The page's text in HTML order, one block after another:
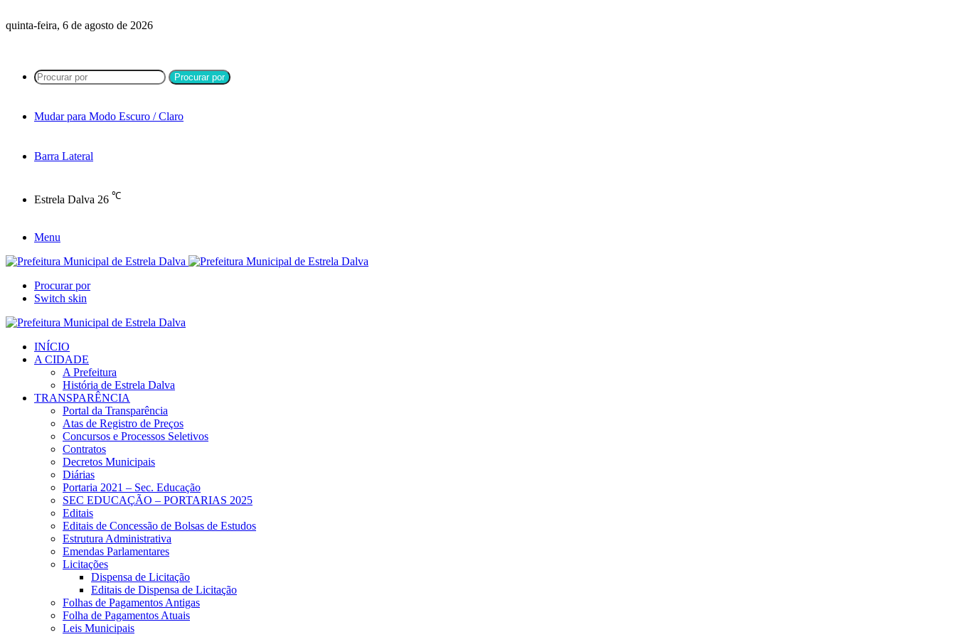
quinta-feira, 6 de agosto de 2026
Procurar por
Mudar para Modo Escuro / Claro
Barra Lateral
Estrela Dalva 26 ℃
Menu
Procurar por
Switch skin
INÍCIO
A CIDADE
A Prefeitura
História de Estrela Dalva
TRANSPARÊNCIA
Portal da Transparência
Atas de Registro de Preços
Concursos e Processos Seletivos
Contratos
Decretos Municipais
Diárias
Portaria 2021 – Sec. Educação
SEC EDUCAÇÃO – PORTARIAS 2025
Editais
Editais de Concessão de Bolsas de Estudos
Estrutura Administrativa
Emendas Parlamentares
Licitações
Dispensa de Licitação
Editais de Dispensa de Licitação
Folhas de Pagamentos Antigas
Folha de Pagamentos Atuais
Leis Municipais